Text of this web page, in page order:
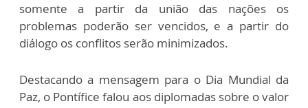
somente a partir da união das nações os
problemas poderão ser vencidos, e a partir do
diálogo os conflitos serão minimizados.
Destacando a mensagem para o Dia Mundial da
Paz, o Pontífice falou aos diplomadas sobre o valor